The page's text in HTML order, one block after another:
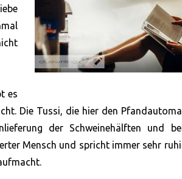
es
Die Tussi, die hier den
der Schweinehälften und
Mensch und spricht immer sehr